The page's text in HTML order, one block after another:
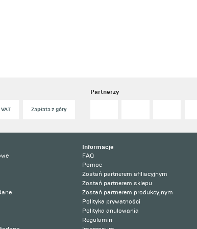
Zapłata z góry
Partnerzy
Informacje
FAQ
Pomoc
Zostań partnerem afiliacyjnym
Zostań partnerem sklepu
Zostań partnerem produkcyjnym
Polityka prywatności
Polityka anulowania
Regulamin